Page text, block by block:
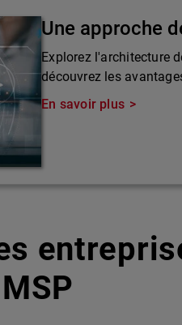
Une approche
Explorez l'architecture
découvrez les
En savoir plus
MSP